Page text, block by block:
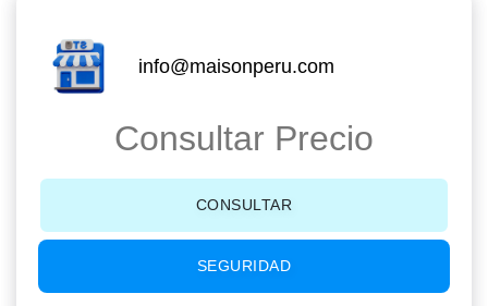
info@maisonperu.com
Consultar Precio
CONSULTAR
SEGURIDAD